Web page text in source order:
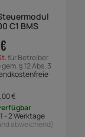
C1 BMS
für Betreiber
§ 12 Abs. 3
€
1 - 2 Werktage
abweichend)